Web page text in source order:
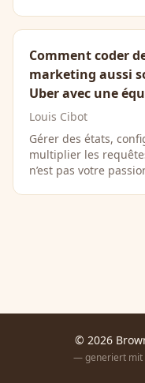
Comment coder
marketing aussi
Uber avec une
Louis Cibot
Gérer des états,
multiplier les
n’est pas votre
© 2026
— generiert mit